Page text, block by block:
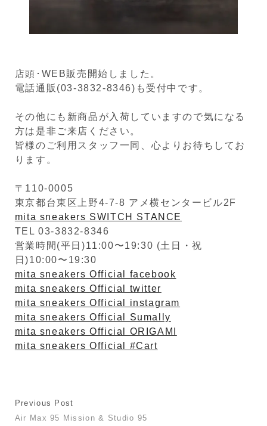
店頭･WEB販売開始しました。
電話通販(03-3832-8346)も受付中です。
その他にも新商品が入荷していますので気になる
方は是非ご来店ください。
皆様のご利用スタッフ一同、心よりお待ちしてお
ります。
〒110-0005
東京都台東区上野4-7-8 アメ横センタービル2F
mita sneakers SWITCH STANCE
TEL 03-3832-8346
営業時間(平日)11:00〜19:30 (土日・祝
日)10:00〜19:30
mita sneakers Official facebook
mita sneakers Official twitter
mita sneakers Official instagram
mita sneakers Official Sumally
mita sneakers Official ORIGAMI
mita sneakers Official #Cart
Previous Post
Air Max 95 Mission & Studio 95